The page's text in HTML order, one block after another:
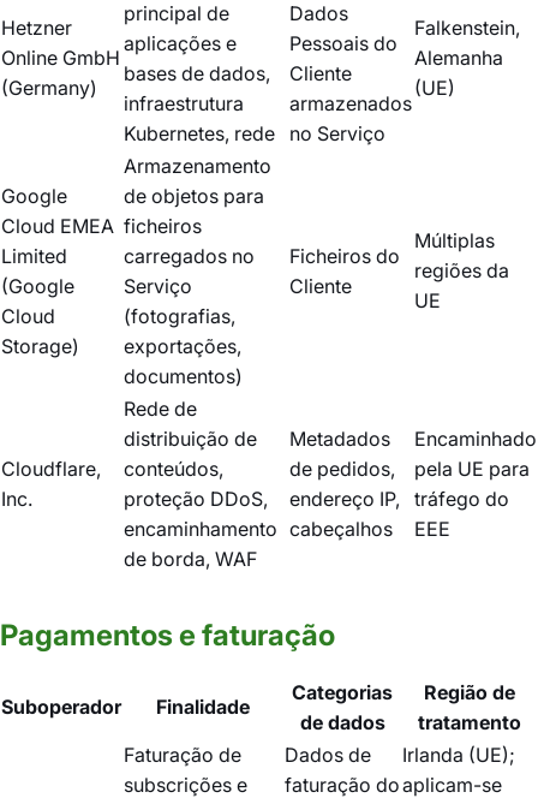
Hetzner
Online GmbH
(Germany)
principal de
aplicações e
bases de dados,
infraestrutura
Kubernetes, rede
Dados
Pessoais do
Cliente
armazenados
no Serviço
Falkenstein,
Alemanha
(UE)
Google
Cloud EMEA
Limited
(Google
Cloud
Storage)
Armazenamento
de objetos para
ficheiros
carregados no
Serviço
(fotografias,
exportações,
documentos)
Ficheiros do
Cliente
Múltiplas
regiões da
UE
Cloudflare,
Inc.
Rede de
distribuição de
conteúdos,
proteção DDoS,
encaminhamento
de borda, WAF
Metadados
de pedidos,
endereço IP,
cabeçalhos
Encaminhado
pela UE para
tráfego do
EEE
Pagamentos e faturação
Suboperador Finalidade
Categorias
de dados
Região de
tratamento
Faturação de
subscrições e
Dados de
faturação do
Irlanda (UE);
aplicam-se